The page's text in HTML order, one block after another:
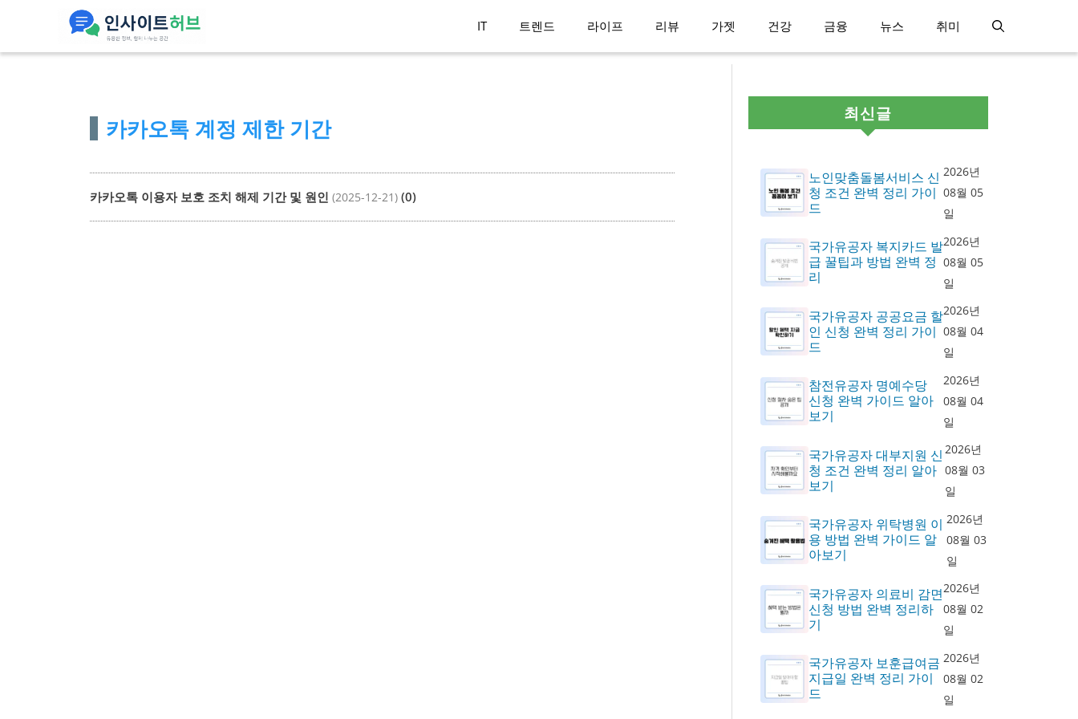
IT 트렌드 라이프 리뷰 가젯 건강 금융 뉴스 취미
카카오톡 계정 제한 기간
카카오톡 이용자 보호 조치 해제 기간 및 원인 (2025-12-21) (0)
최신글
노인맞춤돌봄서비스 신
청 조건 완벽 정리 가이
드
2026년
08월 05
일
국가유공자 복지카드 발
급 꿀팁과 방법 완벽 정
리
2026년
08월 05
일
국가유공자 공공요금 할
인 신청 완벽 정리 가이
드
2026년
08월 04
일
참전유공자 명예수당
신청 완벽 가이드 알아
보기
2026년
08월 04
일
국가유공자 대부지원 신
청 조건 완벽 정리 알아
보기
2026년
08월 03
일
국가유공자 위탁병원 이
용 방법 완벽 가이드 알
아보기
2026년
08월 03
일
국가유공자 의료비 감면
신청 방법 완벽 정리하
기
2026년
08월 02
일
국가유공자 보훈급여금
지급일 완벽 정리 가이
드
2026년
08월 02
일